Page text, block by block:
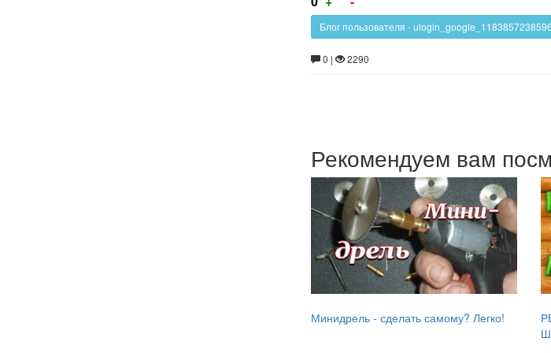
за! против!
Блог пользователя -
0 | 2290
Рекомендуем вам
Минидрель - сделать самому? Легко!